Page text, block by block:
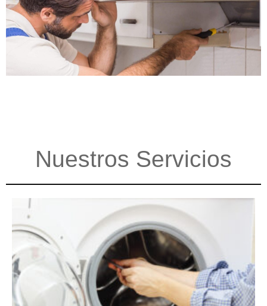
Nuestros Servicios